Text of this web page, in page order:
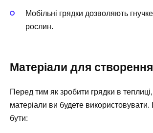
Мобільні грядки дозволяють
рослин.
Матеріали для
Перед тим як зробити грядки в теплиці,
матеріали ви будете
бути: